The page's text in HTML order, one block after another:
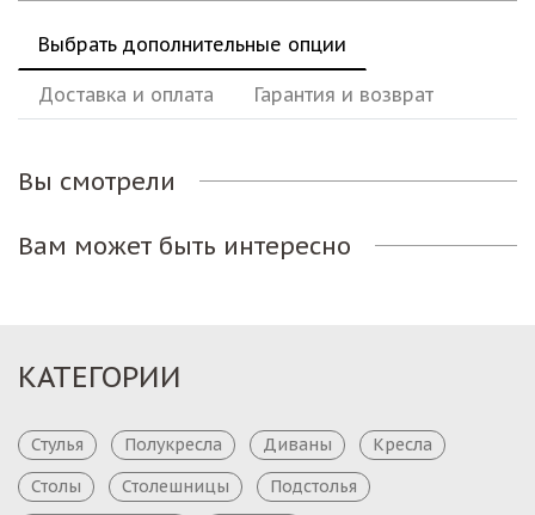
Выбрать дополнительные опции
Доставка и оплата Гарантия и возврат
Вы смотрели
Вам может быть интересно
КАТЕГОРИИ
Стулья Полукресла Диваны
Кресла
Столы
Столешницы
Подстолья